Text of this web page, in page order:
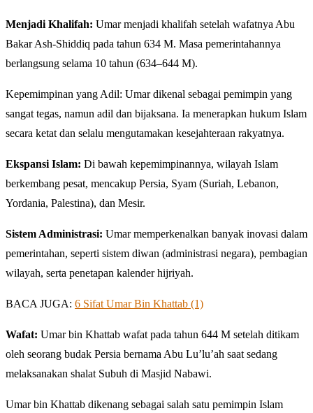
Menjadi Khalifah: Umar menjadi khalifah setelah wafatnya Abu
Bakar Ash-Shiddiq pada tahun 634 M. Masa pemerintahannya
berlangsung selama 10 tahun (634–644 M).
Kepemimpinan yang Adil: Umar dikenal sebagai pemimpin yang
sangat tegas, namun adil dan bijaksana. Ia menerapkan hukum Islam
secara ketat dan selalu mengutamakan kesejahteraan rakyatnya.
Ekspansi Islam: Di bawah kepemimpinannya, wilayah Islam
berkembang pesat, mencakup Persia, Syam (Suriah, Lebanon,
Yordania, Palestina), dan Mesir.
Sistem Administrasi: Umar memperkenalkan banyak inovasi dalam
pemerintahan, seperti sistem diwan (administrasi negara), pembagian
wilayah, serta penetapan kalender hijriyah.
BACA JUGA: 6 Sifat Umar Bin Khattab (1)
Wafat: Umar bin Khattab wafat pada tahun 644 M setelah ditikam
oleh seorang budak Persia bernama Abu Lu’lu’ah saat sedang
melaksanakan shalat Subuh di Masjid Nabawi.
Umar bin Khattab dikenang sebagai salah satu pemimpin Islam